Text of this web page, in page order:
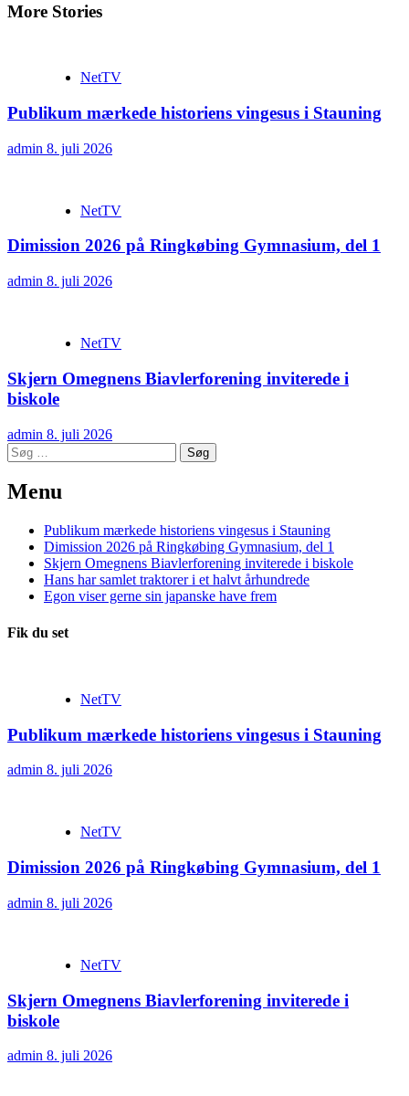
More Stories
NetTV
Publikum mærkede historiens vingesus i Stauning
admin 8. juli 2026
NetTV
Dimission 2026 på Ringkøbing Gymnasium, del 1
admin 8. juli 2026
NetTV
Skjern Omegnens Biavlerforening inviterede i
biskole
admin 8. juli 2026
Søg
efter:
Menu
Publikum mærkede historiens vingesus i Stauning
Dimission 2026 på Ringkøbing Gymnasium, del 1
Skjern Omegnens Biavlerforening inviterede i biskole
Hans har samlet traktorer i et halvt århundrede
Egon viser gerne sin japanske have frem
Fik du set
NetTV
Publikum mærkede historiens vingesus i Stauning
admin 8. juli 2026
NetTV
Dimission 2026 på Ringkøbing Gymnasium, del 1
admin 8. juli 2026
NetTV
Skjern Omegnens Biavlerforening inviterede i
biskole
admin 8. juli 2026